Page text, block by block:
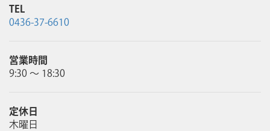
TEL
0436-37-6610
営業時間
9:30 ～ 18:30
定休日
木曜日